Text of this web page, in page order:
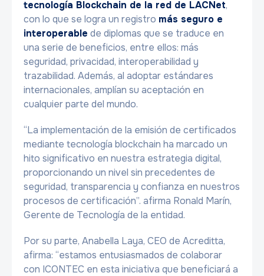
tecnología Blockchain de la red de LACNet,
con lo que se logra un registro más seguro e
interoperable de diplomas que se traduce en
una serie de beneficios, entre ellos: más
seguridad, privacidad, interoperabilidad y
trazabilidad. Además, al adoptar estándares
internacionales, amplían su aceptación en
cualquier parte del mundo.
“La implementación de la emisión de certificados
mediante tecnología blockchain ha marcado un
hito significativo en nuestra estrategia digital,
proporcionando un nivel sin precedentes de
seguridad, transparencia y confianza en nuestros
procesos de certificación”. afirma Ronald Marín,
Gerente de Tecnología de la entidad.
Por su parte, Anabella Laya, CEO de Acreditta,
afirma: “estamos entusiasmados de colaborar
con ICONTEC en esta iniciativa que beneficiará a